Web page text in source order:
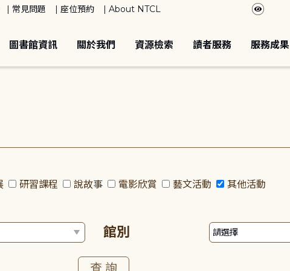
常見問題 座位預約 About NTCL
圖書館資訊 關於我們 資源檢索 讀者服務 服務成果
研習課程 說故事 電影欣賞 藝文活動 其他活動
館別